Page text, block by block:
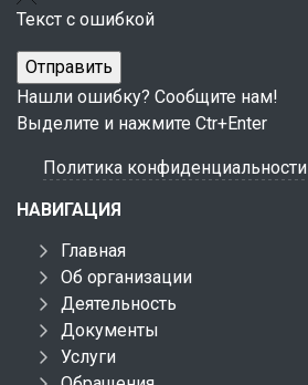
Текст с ошибкой
Нашли ошибку? Сообщите нам!
Выделите и нажмите Ctr+Enter
Политика конфиденциальности
НАВИГАЦИЯ
Главная
Об организации
Деятельность
Документы
Услуги